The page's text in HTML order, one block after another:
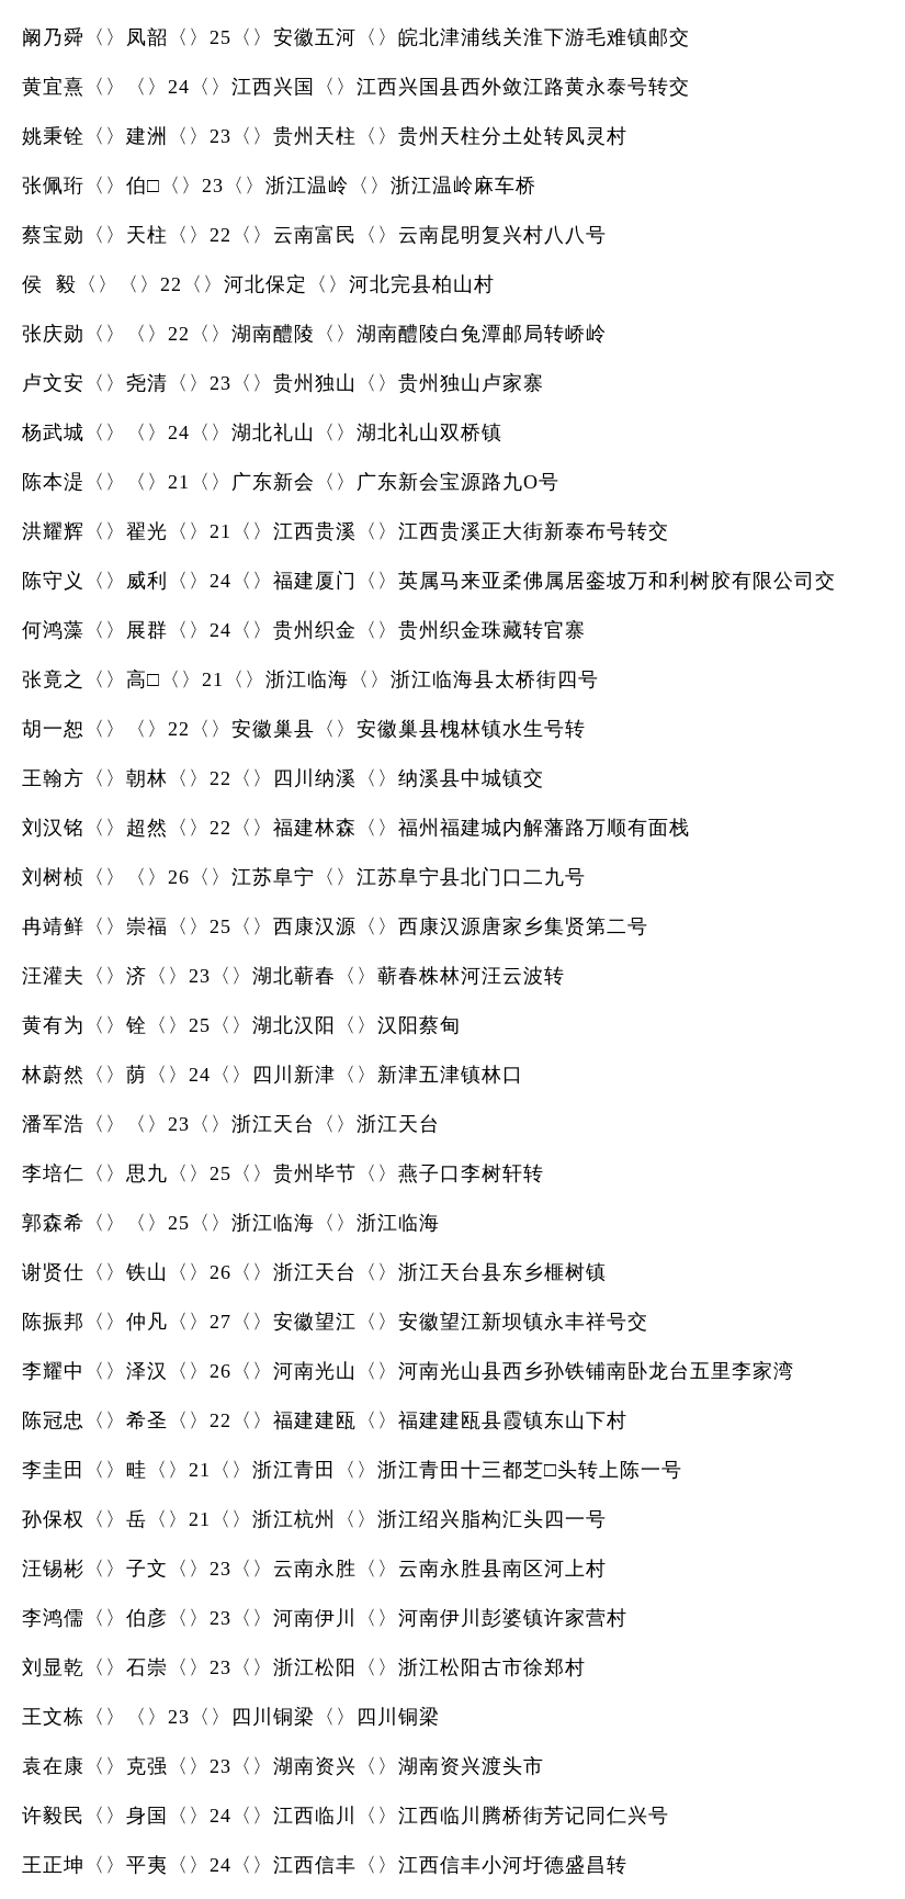
阚乃舜〈〉凤韶〈〉25〈〉安徽五河〈〉皖北津浦线关淮下游毛难镇邮交
黄宜熹〈〉〈〉24〈〉江西兴国〈〉江西兴国县西外敛江路黄永泰号转交
姚秉铨〈〉建洲〈〉23〈〉贵州天柱〈〉贵州天柱分土处转凤灵村
张佩珩〈〉伯□〈〉23〈〉浙江温岭〈〉浙江温岭麻车桥
蔡宝勋〈〉天柱〈〉22〈〉云南富民〈〉云南昆明复兴村八八号
侯 毅〈〉〈〉22〈〉河北保定〈〉河北完县柏山村
张庆勋〈〉〈〉22〈〉湖南醴陵〈〉湖南醴陵白兔潭邮局转峤岭
卢文安〈〉尧清〈〉23〈〉贵州独山〈〉贵州独山卢家寨
杨武城〈〉〈〉24〈〉湖北礼山〈〉湖北礼山双桥镇
陈本湜〈〉〈〉21〈〉广东新会〈〉广东新会宝源路九O号
洪耀辉〈〉翟光〈〉21〈〉江西贵溪〈〉江西贵溪正大街新泰布号转交
陈守义〈〉威利〈〉24〈〉福建厦门〈〉英属马来亚柔佛属居銮坡万和利树胶有限公司交
何鸿藻〈〉展群〈〉24〈〉贵州织金〈〉贵州织金珠藏转官寨
张竟之〈〉高□〈〉21〈〉浙江临海〈〉浙江临海县太桥街四号
胡一恕〈〉〈〉22〈〉安徽巢县〈〉安徽巢县槐林镇水生号转
王翰方〈〉朝林〈〉22〈〉四川纳溪〈〉纳溪县中城镇交
刘汉铭〈〉超然〈〉22〈〉福建林森〈〉福州福建城内解藩路万顺有面栈
刘树桢〈〉〈〉26〈〉江苏阜宁〈〉江苏阜宁县北门口二九号
冉靖鲜〈〉崇福〈〉25〈〉西康汉源〈〉西康汉源唐家乡集贤第二号
汪灌夫〈〉济〈〉23〈〉湖北蕲春〈〉蕲春株林河汪云波转
黄有为〈〉铨〈〉25〈〉湖北汉阳〈〉汉阳蔡甸
林蔚然〈〉荫〈〉24〈〉四川新津〈〉新津五津镇林口
潘军浩〈〉〈〉23〈〉浙江天台〈〉浙江天台
李培仁〈〉思九〈〉25〈〉贵州毕节〈〉燕子口李树轩转
郭森希〈〉〈〉25〈〉浙江临海〈〉浙江临海
谢贤仕〈〉铁山〈〉26〈〉浙江天台〈〉浙江天台县东乡榧树镇
陈振邦〈〉仲凡〈〉27〈〉安徽望江〈〉安徽望江新坝镇永丰祥号交
李耀中〈〉泽汉〈〉26〈〉河南光山〈〉河南光山县西乡孙铁铺南卧龙台五里李家湾
陈冠忠〈〉希圣〈〉22〈〉福建建瓯〈〉福建建瓯县霞镇东山下村
李圭田〈〉畦〈〉21〈〉浙江青田〈〉浙江青田十三都芝□头转上陈一号
孙保权〈〉岳〈〉21〈〉浙江杭州〈〉浙江绍兴脂构汇头四一号
汪锡彬〈〉子文〈〉23〈〉云南永胜〈〉云南永胜县南区河上村
李鸿儒〈〉伯彦〈〉23〈〉河南伊川〈〉河南伊川彭婆镇许家营村
刘显乾〈〉石崇〈〉23〈〉浙江松阳〈〉浙江松阳古市徐郑村
王文栋〈〉〈〉23〈〉四川铜梁〈〉四川铜梁
袁在康〈〉克强〈〉23〈〉湖南资兴〈〉湖南资兴渡头市
许毅民〈〉身国〈〉24〈〉江西临川〈〉江西临川腾桥街芳记同仁兴号
王正坤〈〉平夷〈〉24〈〉江西信丰〈〉江西信丰小河圩德盛昌转